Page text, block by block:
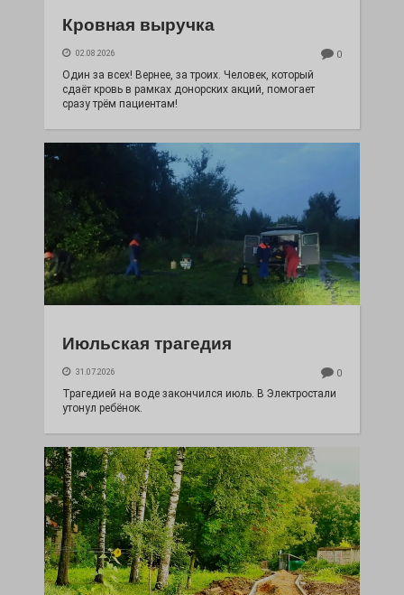
Кровная выручка
02.08.2026 0
Один за всех! Вернее, за троих. Человек, который
сдаёт кровь в рамках донорских акций, помогает
сразу трём пациентам!
Июльская трагедия
31.07.2026 0
Трагедией на воде закончился июль. В Электростали
утонул ребёнок.